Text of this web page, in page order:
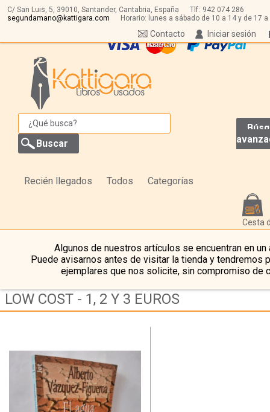
C/ San Luis, 5, 39010, Santander, Cantabria, España Tlf: 942 074 286
segundamano@kattigara.com
Horario: lunes a sábado de 10 a 14 y de 17 a
Iniciar sesión
Contacto
Recién llegados Todos Categorías
Cesta
Algunos de nuestros artículos se encuentran en un
Puede avisarnos antes de visitar la tienda y tendremos
ejemplares que nos solicite, sin compromiso de
LOW COST - 1, 2 Y 3 EUROS